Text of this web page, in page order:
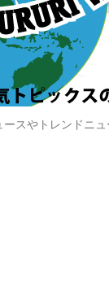
スやトレンドニ